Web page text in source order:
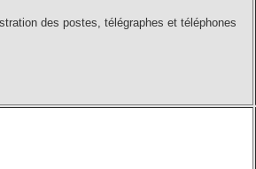
des postes, télégraphes et téléphones